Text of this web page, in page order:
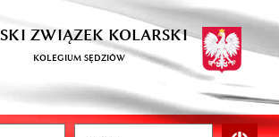
ZWIĄZEK KOLARSKI
KOLEGIUM SĘDZIÓW